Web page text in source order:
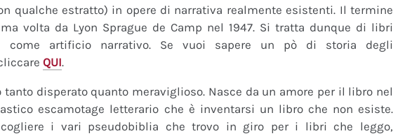
qualche estratto) in opere di narrativa realmente esistenti. Il termine
volta da Lyon Sprague de Camp nel 1947. Si tratta dunque di libri
come artificio narrativo. Se vuoi sapere un pò di storia degli
QUI.
tanto disperato quanto meraviglioso. Nasce da un amore per il libro nel
escamotage letterario che è inventarsi un libro che non esiste.
i vari pseudobiblia che trovo in giro per i libri che leggo,